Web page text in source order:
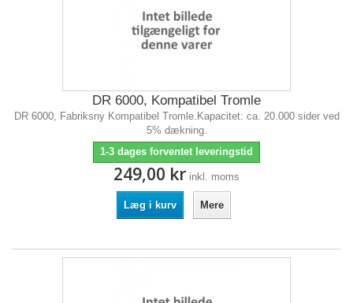
DR 6000, Kompatibel Tromle
DR 6000, Fabriksny Kompatibel Tromle.Kapacitet: ca. 20.000 sider ved
5% dækning.
1-3 dages forventet leveringstid
249,00 kr inkl. moms
Læg i kurv Mere